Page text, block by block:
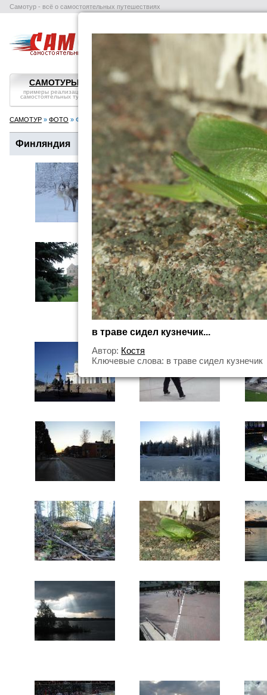
Самотур - всё о самостоятельных путешествиях
авиабилеты
САМОТУРЫ
примеры реализации
самостоятельных туров
ВОПРОС-ОТВЕТ
самостоятельные
путешествия: ликбез
СТРАНЫ
справка,
посмотреть
САМОТУР » ФОТО » Финляндия
Финляндия
в траве сидел кузнечик...
Автор: Костя
Ключевые слова: в траве сидел кузнечик